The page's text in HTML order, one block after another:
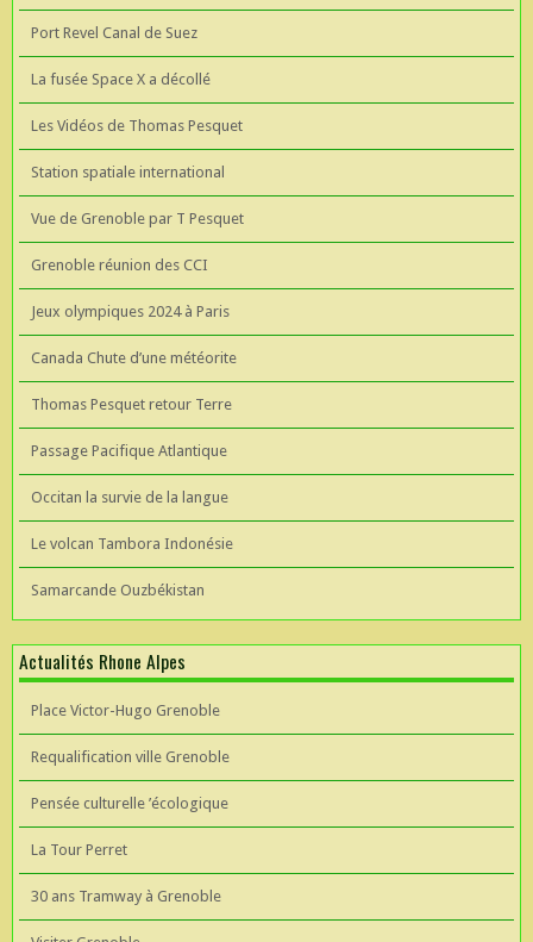
Port Revel Canal de Suez
La fusée Space X a décollé
Les Vidéos de Thomas Pesquet
Station spatiale international
Vue de Grenoble par T Pesquet
Grenoble réunion des CCI
Jeux olympiques 2024 à Paris
Canada Chute d’une météorite
Thomas Pesquet retour Terre
Passage Pacifique Atlantique
Occitan la survie de la langue
Le volcan Tambora Indonésie
Samarcande Ouzbékistan
Actualités Rhone Alpes
Place Victor-Hugo Grenoble
Requalification ville Grenoble
Pensée culturelle ’écologique
La Tour Perret
30 ans Tramway à Grenoble